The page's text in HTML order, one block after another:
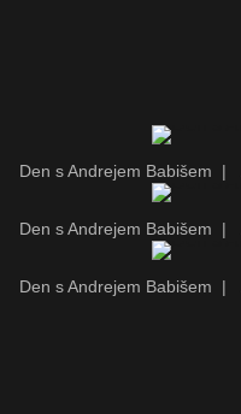
Den s Andrejem Babišem |
Den s Andrejem Babišem |
Den s Andrejem Babišem |